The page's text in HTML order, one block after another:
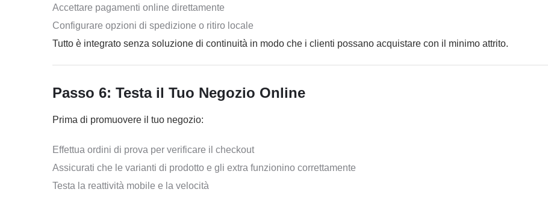
Accettare pagamenti online direttamente
Configurare opzioni di spedizione o ritiro locale
Tutto è integrato senza soluzione di continuità in modo che i clienti possano acquistare con il minimo attrito.
Passo 6: Testa il Tuo Negozio Online
Prima di promuovere il tuo negozio:
Effettua ordini di prova per verificare il checkout
Assicurati che le varianti di prodotto e gli extra funzionino correttamente
Testa la reattività mobile e la velocità